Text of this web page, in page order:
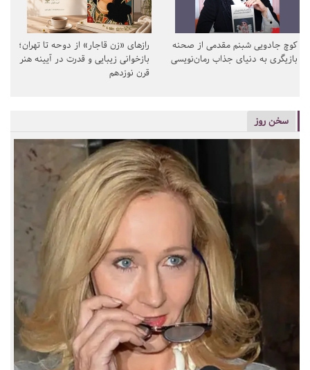
کوچ جادویی شبنم مقدمی از صحنه
بازیگری به دنیای جذاب رمان‌نویسی
رازهای «زن قاجار» از دوحه تا تهران؛
بازخوانی زیبایی و قدرت در آیینه هنر
قرن نوزدهم
سخن روز